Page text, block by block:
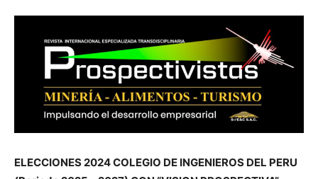
ELECCIONES 2024 COLEGIO DE INGENIEROS DEL PERU